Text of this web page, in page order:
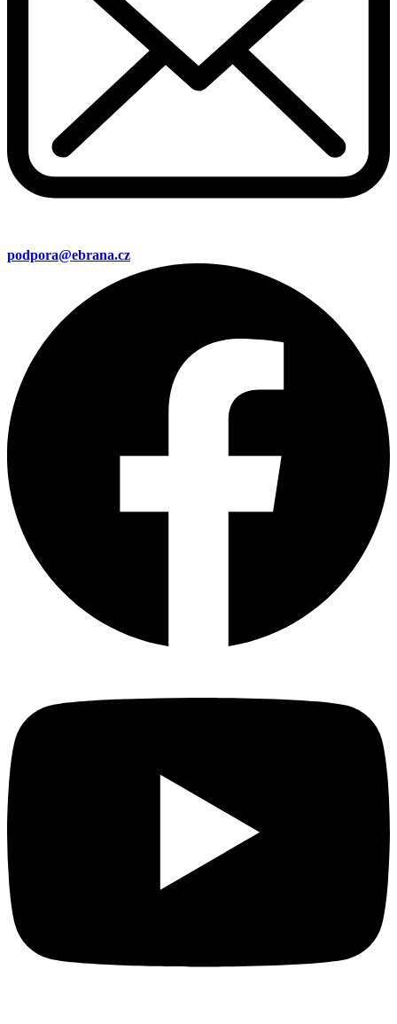
podpora@ebrana.cz